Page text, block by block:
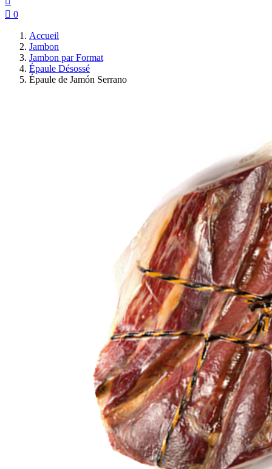
 0
Accueil
Jambon
Jambon par Format
Épaule Désossé
Épaule de Jamón Serrano